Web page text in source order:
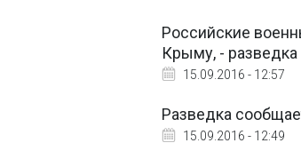
Российские
Крыму, - разведка
15.09.2016 - 12:57
Разведка
15.09.2016 - 12:49